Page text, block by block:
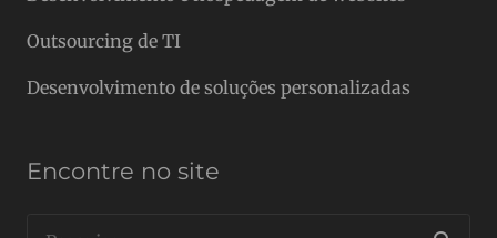
Outsourcing de TI
Desenvolvimento de soluções personalizadas
Encontre no site